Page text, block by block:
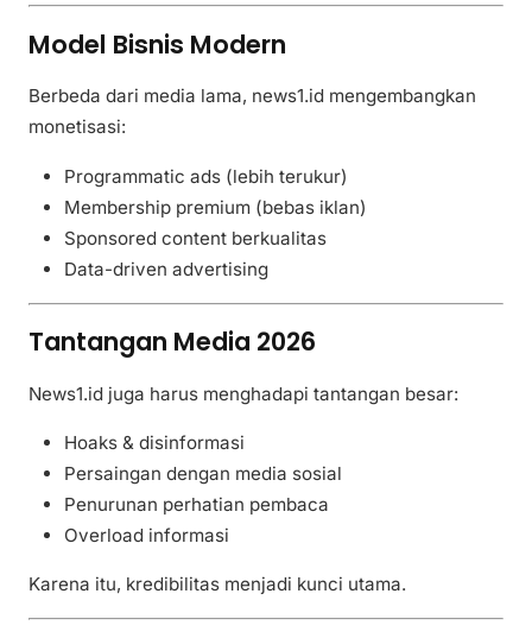
Model Bisnis Modern
Berbeda dari media lama, news1.id mengembangkan
monetisasi:
Programmatic ads (lebih terukur)
Membership premium (bebas iklan)
Sponsored content berkualitas
Data-driven advertising
Tantangan Media 2026
News1.id juga harus menghadapi tantangan besar:
Hoaks & disinformasi
Persaingan dengan media sosial
Penurunan perhatian pembaca
Overload informasi
Karena itu, kredibilitas menjadi kunci utama.